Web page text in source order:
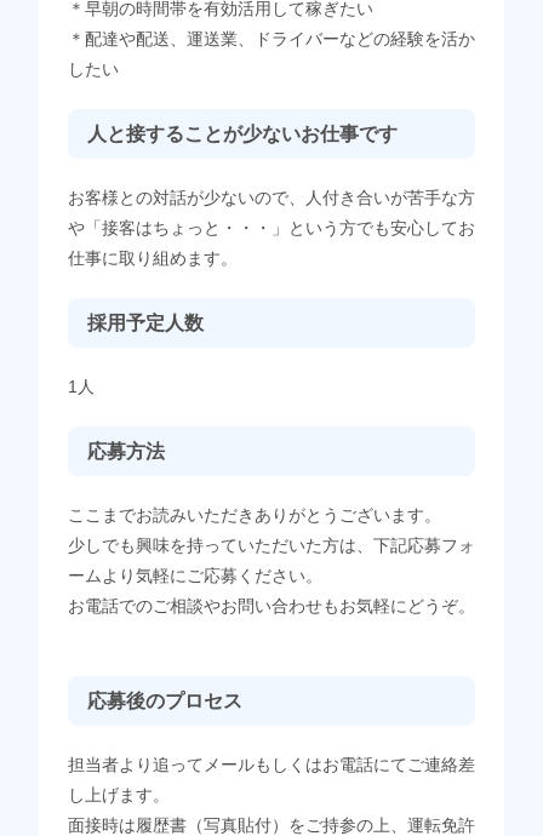
＊早朝の時間帯を有効活用して稼ぎたい
＊配達や配送、運送業、ドライバーなどの経験を活か
したい
人と接することが少ないお仕事です
お客様との対話が少ないので、人付き合いが苦手な方
や「接客はちょっと・・・」という方でも安心してお
仕事に取り組めます。
採用予定人数
1人
応募方法
ここまでお読みいただきありがとうございます。
少しでも興味を持っていただいた方は、下記応募フォ
ームより気軽にご応募ください。
お電話でのご相談やお問い合わせもお気軽にどうぞ。
応募後のプロセス
担当者より追ってメールもしくはお電話にてご連絡差
し上げます。
面接時は履歴書（写真貼付）をご持参の上、運転免許